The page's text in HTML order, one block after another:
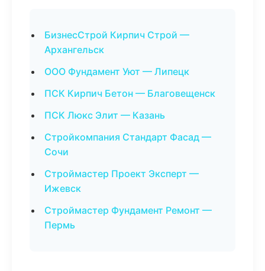
БизнесСтрой Кирпич Строй —
Архангельск
ООО Фундамент Уют — Липецк
ПСК Кирпич Бетон — Благовещенск
ПСК Люкс Элит — Казань
Стройкомпания Стандарт Фасад —
Сочи
Строймастер Проект Эксперт —
Ижевск
Строймастер Фундамент Ремонт —
Пермь